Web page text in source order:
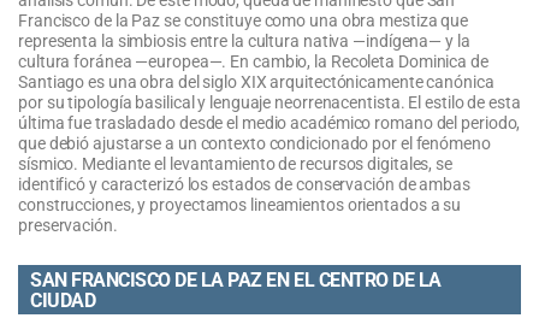
Francisco de la Paz se constituye como una obra mestiza que
representa la simbiosis entre la cultura nativa —indígena— y la
cultura foránea —europea—. En cambio, la Recoleta Dominica de
Santiago es una obra del siglo XIX arquitectónicamente canónica
por su tipología basilical y lenguaje neorrenacentista. El estilo de esta
última fue trasladado desde el medio académico romano del periodo,
que debió ajustarse a un contexto condicionado por el fenómeno
sísmico. Mediante el levantamiento de recursos digitales, se
identificó y caracterizó los estados de conservación de ambas
construcciones, y proyectamos lineamientos orientados a su
preservación.
SAN FRANCISCO DE LA PAZ EN EL CENTRO DE LA
CIUDAD